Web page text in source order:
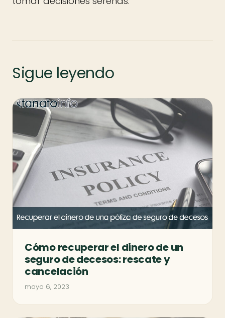
Sigue leyendo
Cómo recuperar el dinero de un
seguro de decesos: rescate y
cancelación
mayo 6, 2023